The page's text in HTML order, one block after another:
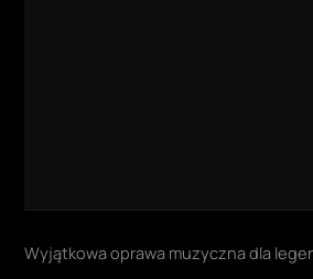
Wyjątkowa oprawa muzyczna dla